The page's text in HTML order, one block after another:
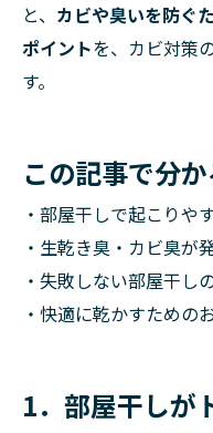
と、 カビや臭いを防ぐ
ポイントを、カビ対策
す。
この記事で分
・部屋干しで起こりや
・生乾き臭・カビ臭が
・失敗しない部屋干し
・快適に乾かすための
1．部屋干しが